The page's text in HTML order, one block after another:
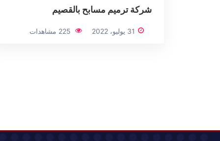
شركة ترميم مسابح بالقصيم
31 يوليو، 2022 225 مشاهدات